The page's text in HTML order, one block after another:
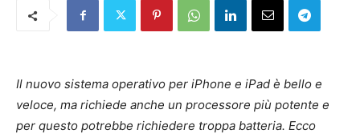
Il nuovo sistema operativo per iPhone e iPad è bello e
veloce, ma richiede anche un processore più potente e
per questo potrebbe richiedere troppa batteria. Ecco